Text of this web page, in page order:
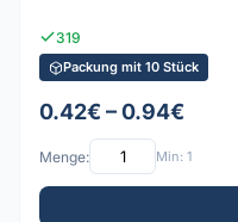
319
Packung mit 10 Stück
0.42€ – 0.94€
Menge: Min: 1